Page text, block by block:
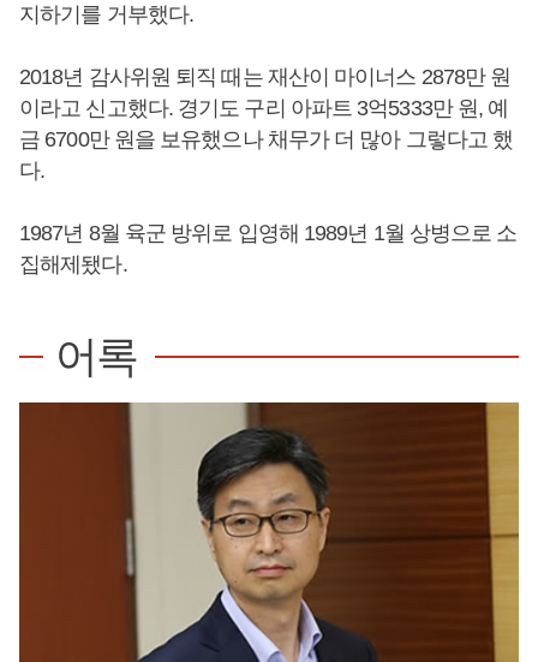
지하기를 거부했다.
2018년 감사위원 퇴직 때는 재산이 마이너스 2878만 원
이라고 신고했다. 경기도 구리 아파트 3억5333만 원, 예
금 6700만 원을 보유했으나 채무가 더 많아 그렇다고 했
다.
1987년 8월 육군 방위로 입영해 1989년 1월 상병으로 소
집해제됐다.
어록